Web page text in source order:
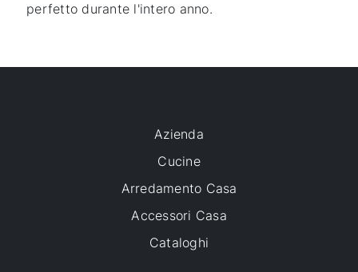
perfetto durante l'intero anno.
Azienda
Cucine
Arredamento Casa
Accessori Casa
Cataloghi